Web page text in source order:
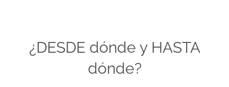
¿DESDE dónde y HASTA
dónde?